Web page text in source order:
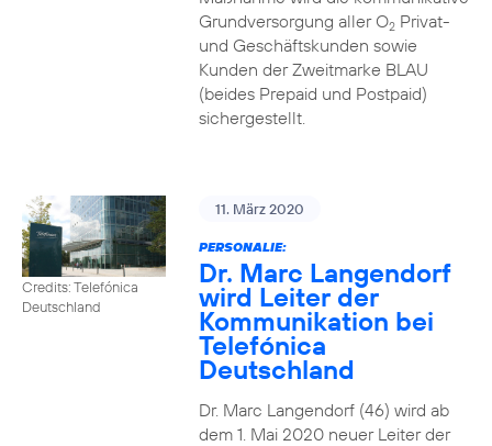
Grundversorgung aller O2Privat-
und Geschäftskunden sowie
Kunden der Zweitmarke BLAU
(beides Prepaid und Postpaid)
sichergestellt.
Credits: Telefónica
Deutschland
11. März 2020
PERSONALIE:
Dr. Marc Langendorf
wird Leiter der
Kommunikation bei
Telefónica
Deutschland
Dr. Marc Langendorf (46) wird ab
dem 1. Mai 2020 neuer Leiter der